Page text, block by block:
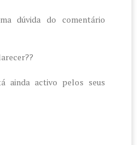
dúvida do comentário
ainda activo pelos seus